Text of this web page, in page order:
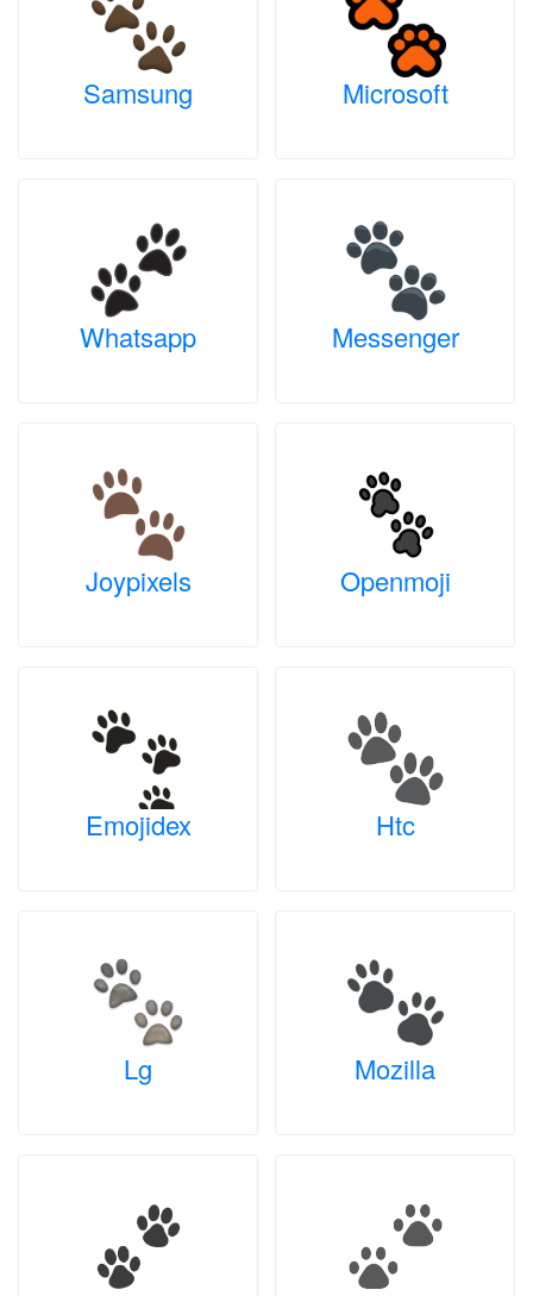
Samsung Microsoft
Whatsapp Messenger
Joypixels Openmoji
Emojidex Htc
Lg Mozilla